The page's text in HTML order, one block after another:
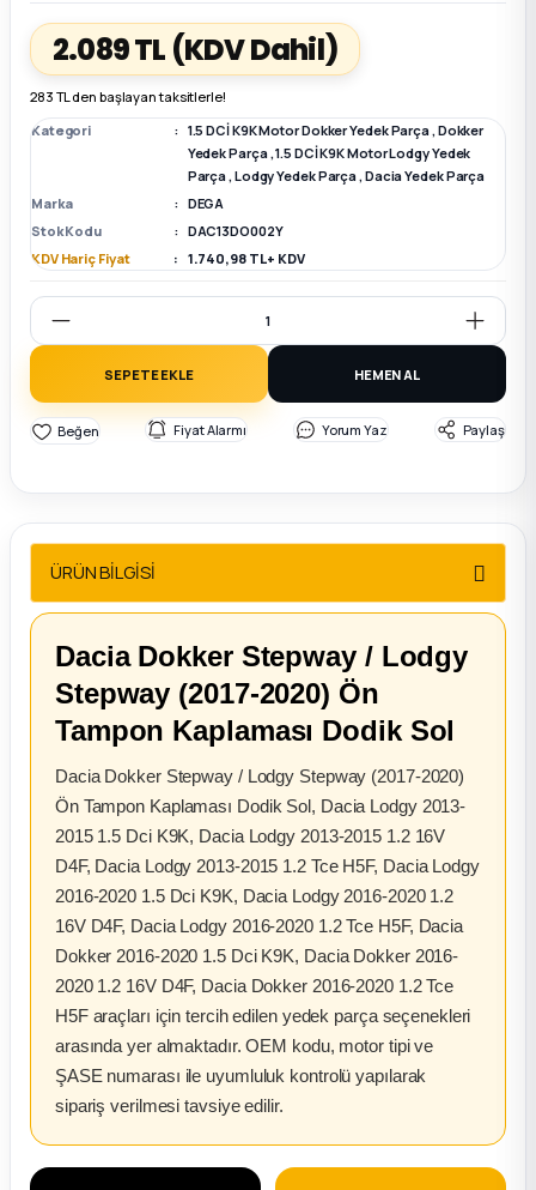
Parça
Megane E-TECH Yedek Parça
Parça
Parça
Parça2.089 TL (KDV Dahil)
283 TL den başlayan taksitlerle!
Kategori
1.5 DCİ K9K Motor Dokker Yedek Parça,Dokker
Yedek Parça,1.5 DCİ K9K Motor Lodgy Yedek
Parça,Lodgy Yedek Parça,Dacia Yedek Parça
Marka
DEGA
Stok Kodu
DAC13DO002Y
KDV Hariç Fiyat
1.740,98 TL + KDV
SEPETE EKLE HEMEN AL
Fiyat Alarmı Yorum Yaz Paylaş
ÜRÜN BİLGİSİ
Dacia Dokker Stepway / Lodgy
Stepway (2017-2020) Ön
Tampon Kaplaması Dodik Sol
Dacia Dokker Stepway / Lodgy Stepway (2017-2020)
Ön Tampon Kaplaması Dodik Sol, Dacia Lodgy 2013-
2015 1.5 Dci K9K, Dacia Lodgy 2013-2015 1.2 16V
D4F, Dacia Lodgy 2013-2015 1.2 Tce H5F, Dacia Lodgy
2016-2020 1.5 Dci K9K, Dacia Lodgy 2016-2020 1.2
16V D4F, Dacia Lodgy 2016-2020 1.2 Tce H5F, Dacia
Dokker 2016-2020 1.5 Dci K9K, Dacia Dokker 2016-
2020 1.2 16V D4F, Dacia Dokker 2016-2020 1.2 Tce
H5F araçları için tercih edilen yedek parça seçenekleri
arasında yer almaktadır. OEM kodu, motor tipi ve
ŞASE numarası ile uyumluluk kontrolü yapılarak
sipariş verilmesi tavsiye edilir.